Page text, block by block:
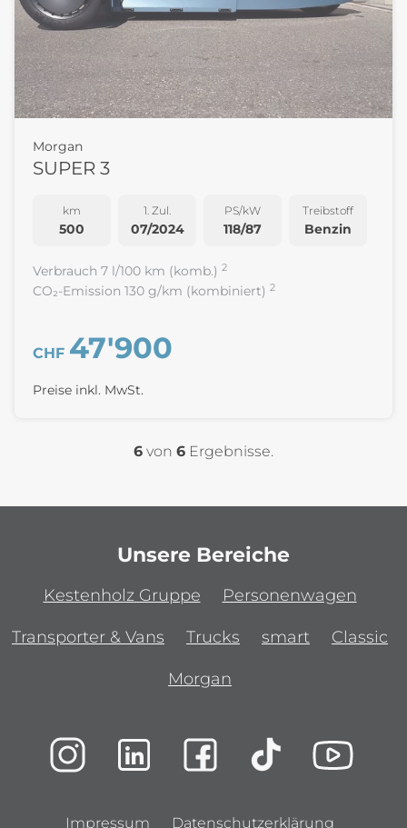
Morgan
SUPER 3
km
500
1. Zul.
07/2024
PS/kW
118/87
Treibstoff
Benzin
Verbrauch 7 l/100 km (komb.) 2
CO₂-Emission 130 g/km (kombiniert) 2
CHF 47'900
Preise inkl. MwSt.
6 von 6 Ergebnisse.
Unsere Bereiche
Kestenholz Gruppe Personenwagen
Transporter & Vans Trucks smart Classic
Morgan
Impressum Datenschutzerklärung